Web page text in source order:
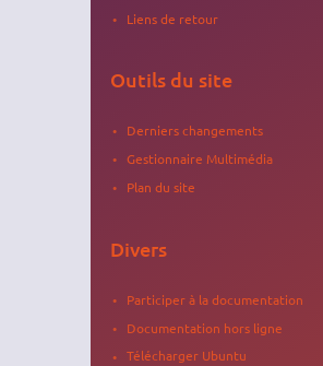
Liens de retour
Outils du site
Derniers changements
Gestionnaire Multimédia
Plan du site
Divers
Participer à la documentation
Documentation hors ligne
Télécharger Ubuntu